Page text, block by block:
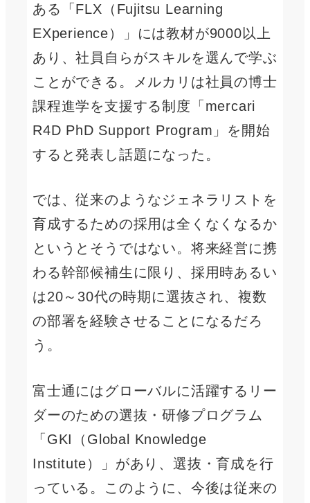
ある「FLX（Fujitsu Learning
EXperience）」には教材が9000以上
あり、社員自らがスキルを選んで学ぶ
ことができる。メルカリは社員の博士
課程進学を支援する制度「mercari
R4D PhD Support Program」を開始
すると発表し話題になった。
では、従来のようなジェネラリストを
育成するための採用は全くなくなるか
というとそうではない。将来経営に携
わる幹部候補生に限り、採用時あるい
は20～30代の時期に選抜され、複数
の部署を経験させることになるだろ
う。
富士通にはグローバルに活躍するリー
ダーのための選抜・研修プログラム
「GKI（Global Knowledge
Institute）」があり、選抜・育成を行
っている。このように、今後は従来の